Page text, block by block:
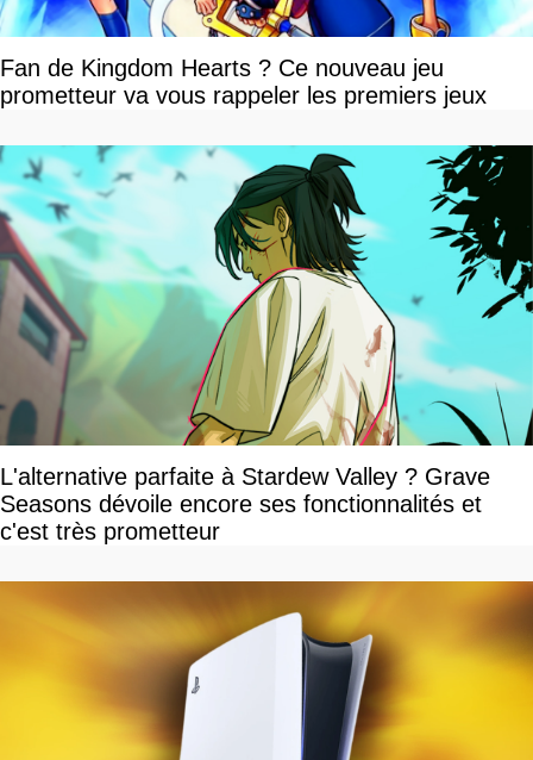
Fan de Kingdom Hearts ? Ce nouveau jeu
prometteur va vous rappeler les premiers jeux
L'alternative parfaite à Stardew Valley ? Grave
Seasons dévoile encore ses fonctionnalités et
c'est très prometteur